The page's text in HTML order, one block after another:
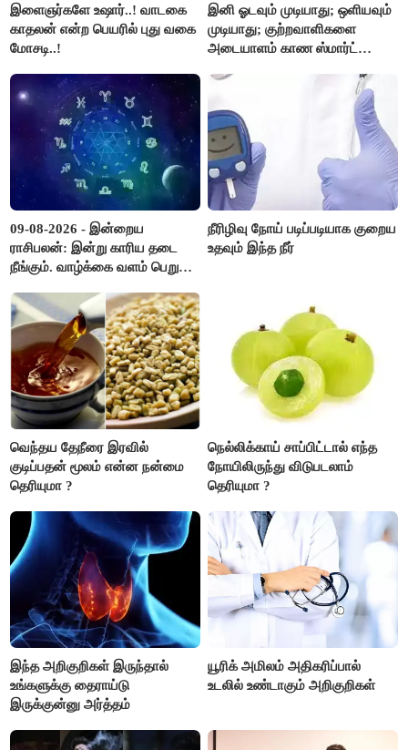
இளைஞர்களே உஷார்..! வாடகை
காதலன் என்ற பெயரில் புது வகை
மோசடி..!
இனி ஓடவும் முடியாது; ஒளியவும்
முடியாது; குற்றவாளிகளை
அடையாளம் காண ஸ்மார்ட்
09-08-2026 - இன்றைய
ராசிபலன்: இன்று காரிய தடை
நீங்கும். வாழ்க்கை வளம் பெறும்.
எடைபோடுவது நல்லது..!
நீரிழிவு நோய் படிப்படியாக குறைய
உதவும் இந்த நீர்
வெந்தய தேநீரை இரவில்
குடிப்பதன் மூலம் என்ன நன்மை
தெரியுமா ?
நெல்லிக்காய் சாப்பிட்டால் எந்த
நோயிலிருந்து விடுபடலாம்
தெரியுமா ?
இந்த அறிகுறிகள் இருந்தால்
உங்களுக்கு தைராய்டு
இருக்குன்னு அர்த்தம்
யூரிக் அமிலம் அதிகரிப்பால்
உடலில் உண்டாகும் அறிகுறிகள்